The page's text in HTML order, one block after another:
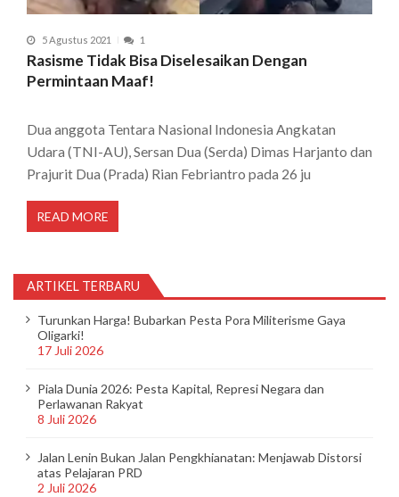
5 Agustus 2021 1
Rasisme Tidak Bisa Diselesaikan Dengan
Permintaan Maaf!
Dua anggota Tentara Nasional Indonesia Angkatan
Udara (TNI-AU), Sersan Dua (Serda) Dimas Harjanto dan
Prajurit Dua (Prada) Rian Febriantro pada 26 ju
READ MORE
ARTIKEL TERBARU
Turunkan Harga! Bubarkan Pesta Pora Militerisme Gaya
Oligarki!
17 Juli 2026
Piala Dunia 2026: Pesta Kapital, Represi Negara dan
Perlawanan Rakyat
8 Juli 2026
Jalan Lenin Bukan Jalan Pengkhianatan: Menjawab Distorsi
atas Pelajaran PRD
2 Juli 2026